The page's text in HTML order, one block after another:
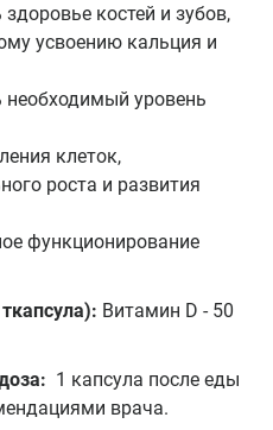
костей и зубов,
усвоению кальция и
уровень
клеток,
роста и развития
функционирование
Витамин D - 50
1 капсула после еды
врача.